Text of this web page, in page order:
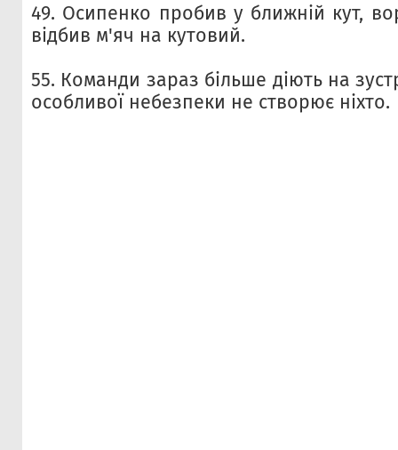
49. Осипенко пробив у ближній кут,
відбив м'яч на кутовий.
55. Команди зараз більше діють на
особливої небезпеки не створює ніхто.